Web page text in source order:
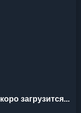
загрузится...